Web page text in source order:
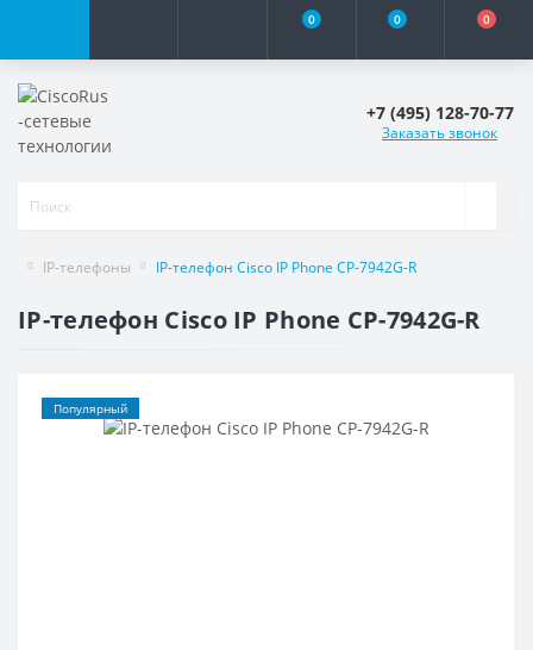
0 0 0
+7 (495) 128-70-77
Заказать звонок
IP-телефоны IP-телефон Cisco IP Phone CP-7942G-R
IP-телефон Cisco IP Phone CP-7942G-R
Популярный